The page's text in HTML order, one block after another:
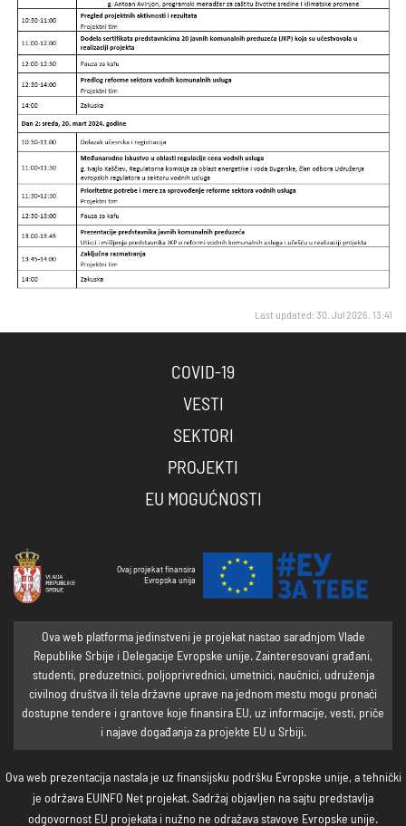
Last updated: 30. Jul 2026. 13:41
COVID-19
VESTI
SEKTORI
PROJEKTI
EU MOGUĆNOSTI
Ovaj projekat finansira
Evropska unija
Ova web platforma jedinstveni je projekat nastao saradnjom Vlade
Republike Srbije i Delegacije Evropske unije. Zainteresovani građani,
studenti, preduzetnici, poljoprivrednici, umetnici, naučnici, udruženja
civilnog društva ili tela državne uprave na jednom mestu mogu pronaći
dostupne tendere i grantove koje finansira EU, uz informacije, vesti, priče
i najave događanja za projekte EU u Srbiji.
Ova web prezentacija nastala je uz finansijsku podršku Evropske unije, a tehnički
je održava EUINFO Net projekat. Sadržaj objavljen na sajtu predstavlja
odgovornost EU projekata i nužno ne odražava stavove Evropske unije.